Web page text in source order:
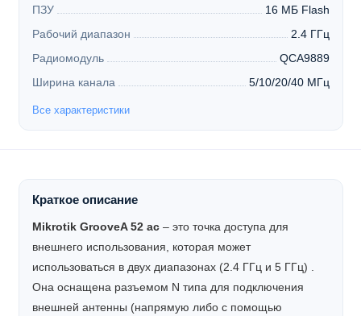
ПЗУ
16 МБ Flash
Рабочий диапазон
2.4 ГГц
Радиомодуль
QCA9889
Ширина канала
5/10/20/40 МГц
Все характеристики
Краткое описание
Mikrotik GrooveA 52 ac– это точка доступа для
внешнего использования, которая может
использоваться в двух диапазонах (2.4 ГГц и 5 ГГц) .
Она оснащена разъемом N типа для подключения
внешней антенны (напрямую либо с помощью